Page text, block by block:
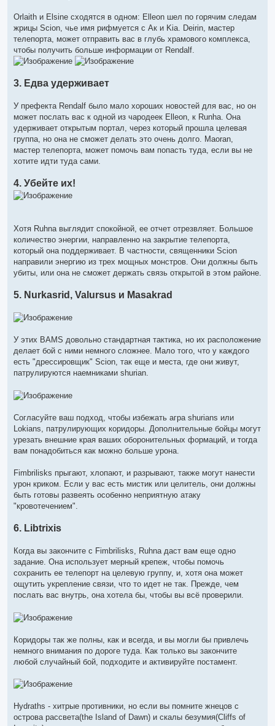
Orlaith и Elsine сходятся в одном: Elleon шел по горячим следам
жрицы Scion, чье имя рифмуется с Ак и Kia. Deirin, мастер
телепорта, может отправить вас в глубь храмового комплекса,
чтобы получить больше информации от Rendalf.
3. Едва удерживает
У префекта Rendalf было мало хороших новостей для вас, но он
может послать вас к одной из чародеек Elleon, к Runha. Она
удерживает открытым портал, через который прошла целевая
группа, но она не сможет делать это очень долго. Maoran,
мастер телепорта, может помочь вам попасть туда, если вы не
хотите идти туда сами.
4. Убейте их!
Хотя Ruhna выглядит спокойной, ее отчет отрезвляет. Большое
количество энергии, направленно на закрытие телепорта,
который она поддерживает. В частности, священники Scion
направили энергию из трех мощных монстров. Они должны быть
убиты, или она не сможет держать связь открытой в этом районе.
5. Nurkasrid, Valursus и Masakrad
У этих BAMS довольно стандартная тактика, но их расположение
делает бой с ними немного сложнее. Мало того, что у каждого
есть "дрессировщик" Scion, так еще и места, где они живут,
патрулируются наемниками shurian.
Согласуйте ваш подход, чтобы избежать агра shurians или
Lokians, патрулирующих коридоры. Дополнительные бойцы могут
урезать внешние края ваших оборонительных формаций, и тогда
вам понадобиться как можно больше урона.
Fimbrilisks прыгают, хлопают, и разрывают, также могут нанести
урон криком. Если у вас есть мистик или целитель, они должны
быть готовы развеять особенно неприятную атаку
"кровотечением".
6. Libtrixis
Когда вы закончите с Fimbrilisks, Ruhna даст вам еще одно
задание. Она использует мерный крепеж, чтобы помочь
сохранить ее телепорт на целевую группу, и, хотя она может
ощутить укрепление связи, что то идет не так. Прежде, чем
послать вас внутрь, она хотела бы, чтобы вы всё проверили.
Коридоры так же полны, как и всегда, и вы могли бы привлечь
немного внимания по дороге туда. Как только вы закончите
любой случайный бой, подходите и активируйте постамент.
Hydraths - хитрые противники, но если вы помните жнецов с
острова рассвета(the Island of Dawn) и скалы безумия(Cliffs of